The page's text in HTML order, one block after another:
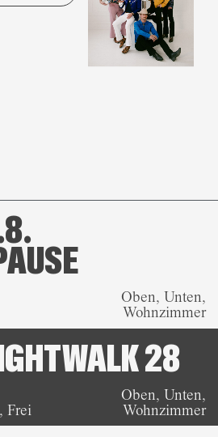
Oben, Unten,
Wohnzimmer
,Frei
28
Oben, Unten,
Wohnzimmer